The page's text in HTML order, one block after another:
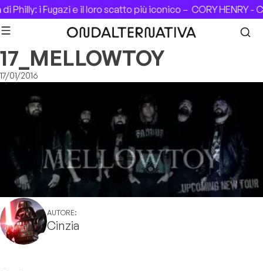
Skip to content
Philly: i Fugazi e il loro scatto più iconico – CORY HENRY -
17_MELLOWTOY
17/01/2016
AUTORE:
Cinzia